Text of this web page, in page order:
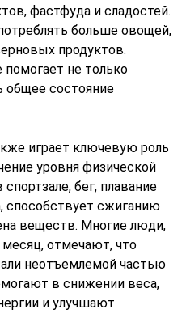
фастфуда и сладостей.
больше овощей,
продуктов.
помогает не только
общее состояние
играет ключевую роль
уровня физической
спортзале, бег, плавание
способствует сжиганию
веществ. Многие люди,
месяц, отмечают, что
неотъемлемой частью
в снижении веса,
и улучшают